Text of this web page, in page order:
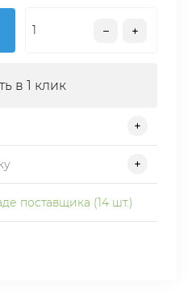
в 1 клик
поставщика (14 шт.)